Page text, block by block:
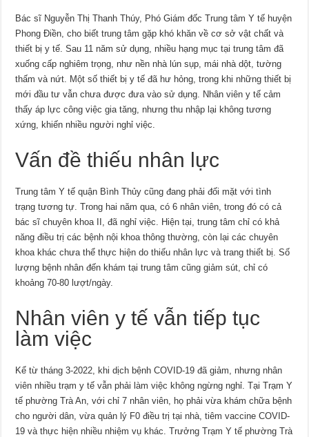
Bác sĩ Nguyễn Thị Thanh Thúy, Phó Giám đốc Trung tâm Y tế huyện
Phong Điền, cho biết trung tâm gặp khó khăn về cơ sở vật chất và
thiết bị y tế. Sau 11 năm sử dụng, nhiều hạng mục tại trung tâm đã
xuống cấp nghiêm trọng, như nền nhà lún sụp, mái nhà dột, tường
thấm và nứt. Một số thiết bị y tế đã hư hỏng, trong khi những thiết bị
mới đầu tư vẫn chưa được đưa vào sử dụng. Nhân viên y tế cảm
thấy áp lực công việc gia tăng, nhưng thu nhập lại không tương
xứng, khiến nhiều người nghỉ việc.
Vấn đề thiếu nhân lực
Trung tâm Y tế quận Bình Thủy cũng đang phải đối mặt với tình
trạng tương tự. Trong hai năm qua, có 6 nhân viên, trong đó có cả
bác sĩ chuyên khoa II, đã nghỉ việc. Hiện tại, trung tâm chỉ có khả
năng điều trị các bệnh nội khoa thông thường, còn lại các chuyên
khoa khác chưa thể thực hiện do thiếu nhân lực và trang thiết bị. Số
lượng bệnh nhân đến khám tại trung tâm cũng giảm sút, chỉ có
khoảng 70-80 lượt/ngày.
Nhân viên y tế vẫn tiếp tục
làm việc
Kể từ tháng 3-2022, khi dịch bệnh COVID-19 đã giảm, nhưng nhân
viên nhiều trạm y tế vẫn phải làm việc không ngừng nghỉ. Tại Trạm Y
tế phường Trà An, với chỉ 7 nhân viên, họ phải vừa khám chữa bệnh
cho người dân, vừa quản lý F0 điều trị tại nhà, tiêm vaccine COVID-
19 và thực hiện nhiều nhiệm vụ khác. Trưởng Trạm Y tế phường Trà